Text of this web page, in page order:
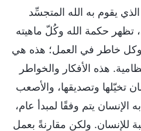
يقوم به الله المتجسِّد
تظهر حكمة الله وكُلّ ماهيته
خاطر في العمل؛ هذه هي
هذه الأفكار والخواطر
تخيّلها وتصديقها، والأصعب
الإنسان يتم وفقًا لمبدأ عام،
للإنسان. ولكن مقارنةً بعمل